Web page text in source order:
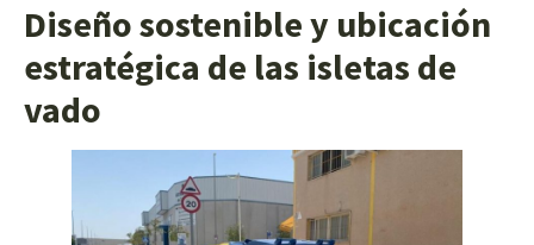
Diseño sostenible y ubicación
estratégica de las isletas de
vado